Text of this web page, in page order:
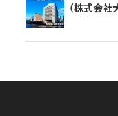
（株式会社